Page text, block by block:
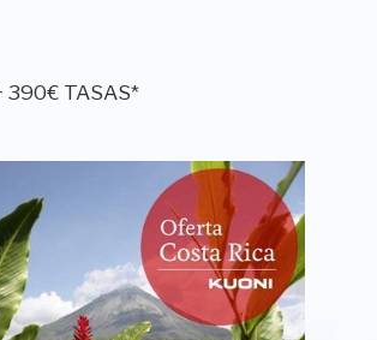
390€ TASAS*